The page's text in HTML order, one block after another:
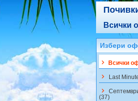
Всички
Избери
keyboard_arrow_right Всички
keyboard_arrow_right Last
keyboard_arrow_right
(37)